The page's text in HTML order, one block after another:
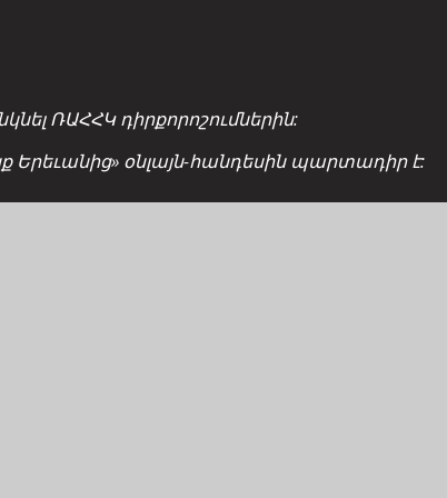
ՌԱՀՀԿ դիրքորոշումներին:
Երեւանից» օնլայն-հանդեսին պարտադիր է: